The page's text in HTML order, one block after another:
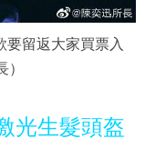
要留返大家買票入
光生髮頭盔